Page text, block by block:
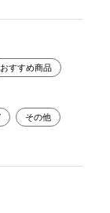
おすすめ商品
その他